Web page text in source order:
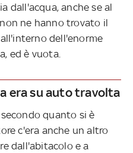
dall'acqua, anche se al
ne hanno trovato il
dell'enorme
ed è vuota.
era su auto travolta
quanto si è
c'era anche un altro
dall'abitacolo e a